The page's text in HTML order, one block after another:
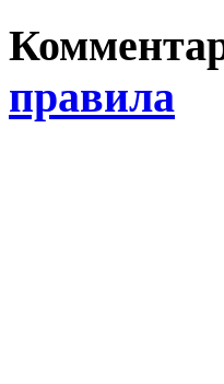
правила